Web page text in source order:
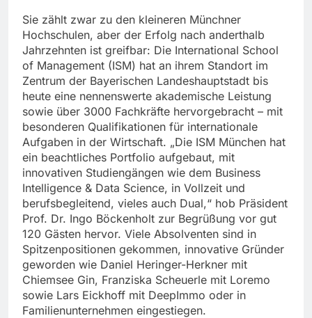
Sie zählt zwar zu den kleineren Münchner
Hochschulen, aber der Erfolg nach anderthalb
Jahrzehnten ist greifbar: Die International School
of Management (ISM) hat an ihrem Standort im
Zentrum der Bayerischen Landeshauptstadt bis
heute eine nennenswerte akademische Leistung
sowie über 3000 Fachkräfte hervorgebracht – mit
besonderen Qualifikationen für internationale
Aufgaben in der Wirtschaft. „Die ISM München hat
ein beachtliches Portfolio aufgebaut, mit
innovativen Studiengängen wie dem Business
Intelligence & Data Science, in Vollzeit und
berufsbegleitend, vieles auch Dual,“ hob Präsident
Prof. Dr. Ingo Böckenholt zur Begrüßung vor gut
120 Gästen hervor. Viele Absolventen sind in
Spitzenpositionen gekommen, innovative Gründer
geworden wie Daniel Heringer-Herkner mit
Chiemsee Gin, Franziska Scheuerle mit Loremo
sowie Lars Eickhoff mit DeepImmo oder in
Familienunternehmen eingestiegen.